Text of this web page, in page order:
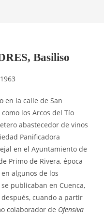
Basiliso
en la calle de San
los Arcos del Tío
abastecedor de vinos
Panificadora
en el Ayuntamiento de
Primo de Rivera, época
algunos de los
publicaban en Cuenca,
cuando a partir
colaborador de Ofensiva